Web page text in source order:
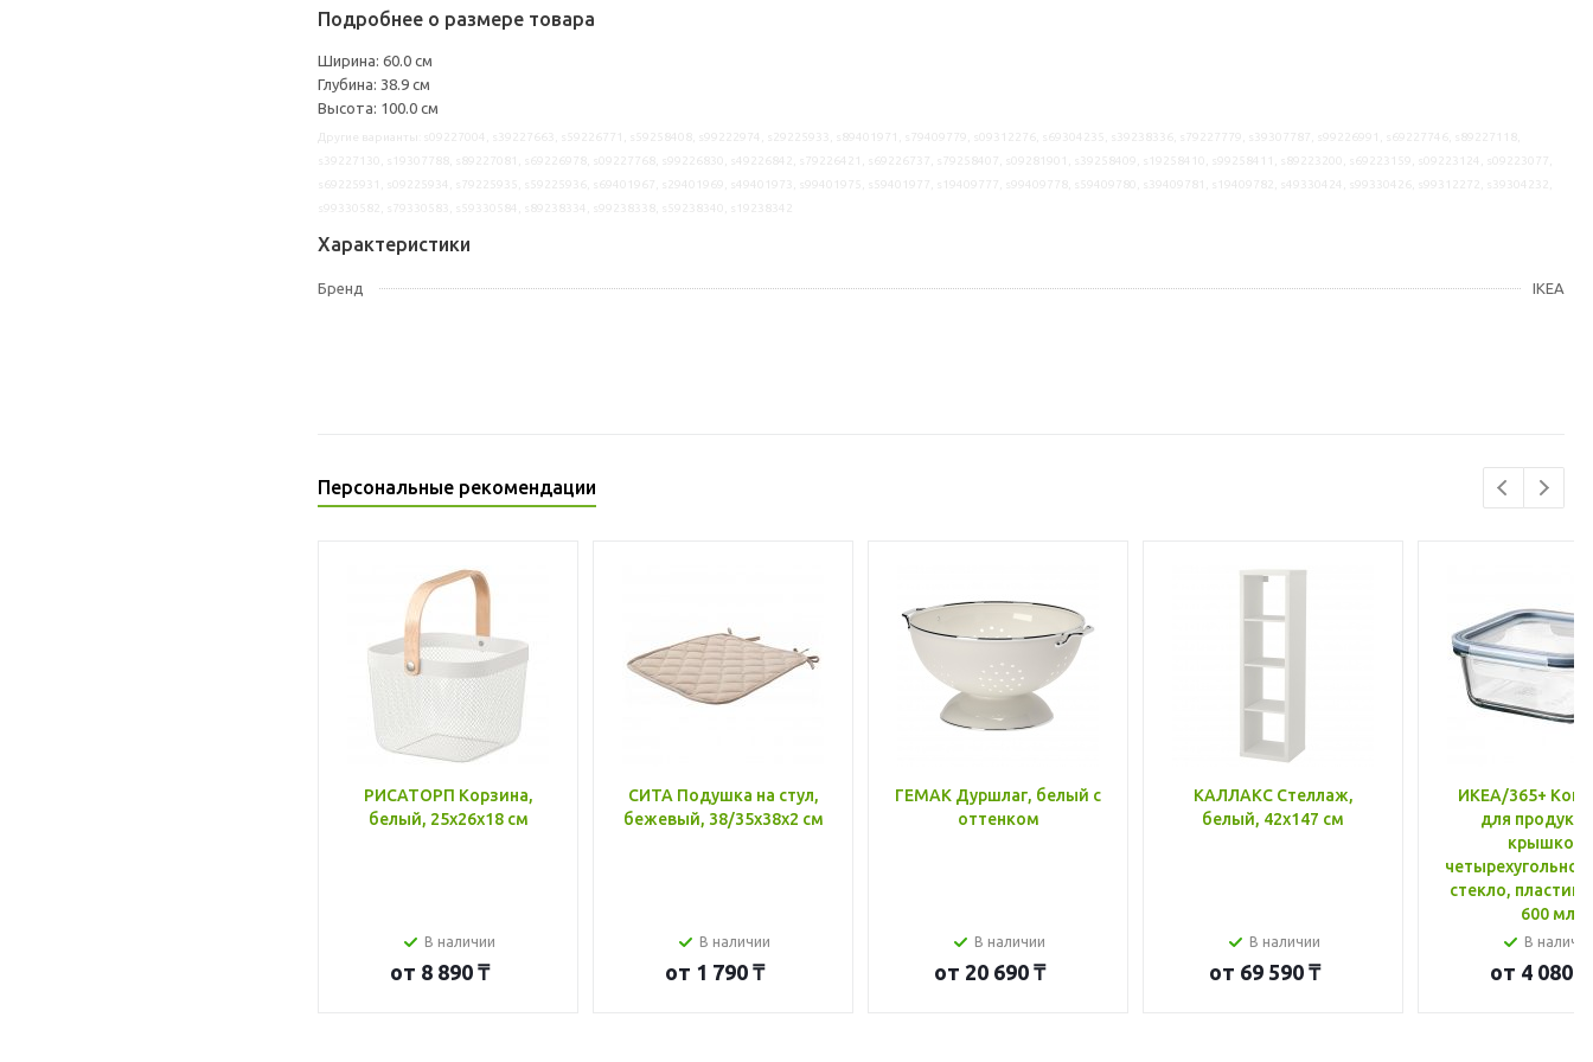
Подробнее о размере товара
Ширина: 60.0 см
Глубина: 38.9 см
Высота: 100.0 см
Характеристики
Бренд IKEA
Персональные рекомендации
РИСАТОРП Корзина,
белый, 25x26x18 см
В наличии
от 8 890 ₸
СИТА Подушка на стул,
бежевый, 38/35x38x2 см
В наличии
от 1 790 ₸
ГЕМАК Дуршлаг, белый с
оттенком
В наличии
от 20 690 ₸
КАЛЛАКС Стеллаж,
белый, 42x147 см
В наличии
от 69 590 ₸
ИКЕА/365+
для
крышкой,
стекло, пластик
600 мл
В
от 4 080 ₸